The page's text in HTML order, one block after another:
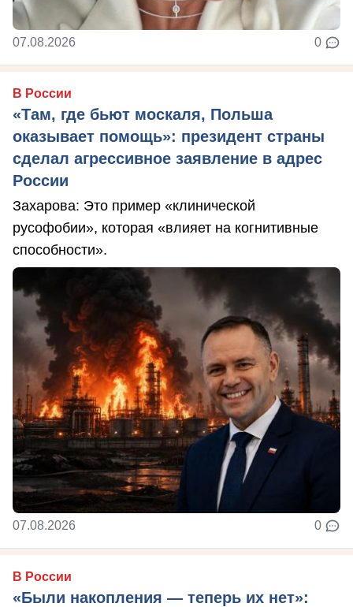
07.08.2026 0
В России
«Там, где бьют москаля, Польша
оказывает помощь»: президент страны
сделал агрессивное заявление в адрес
России
Захарова: Это пример «клинической
русофобии», которая «влияет на когнитивные
способности».
07.08.2026 0
В России
«Были накопления — теперь их нет»: